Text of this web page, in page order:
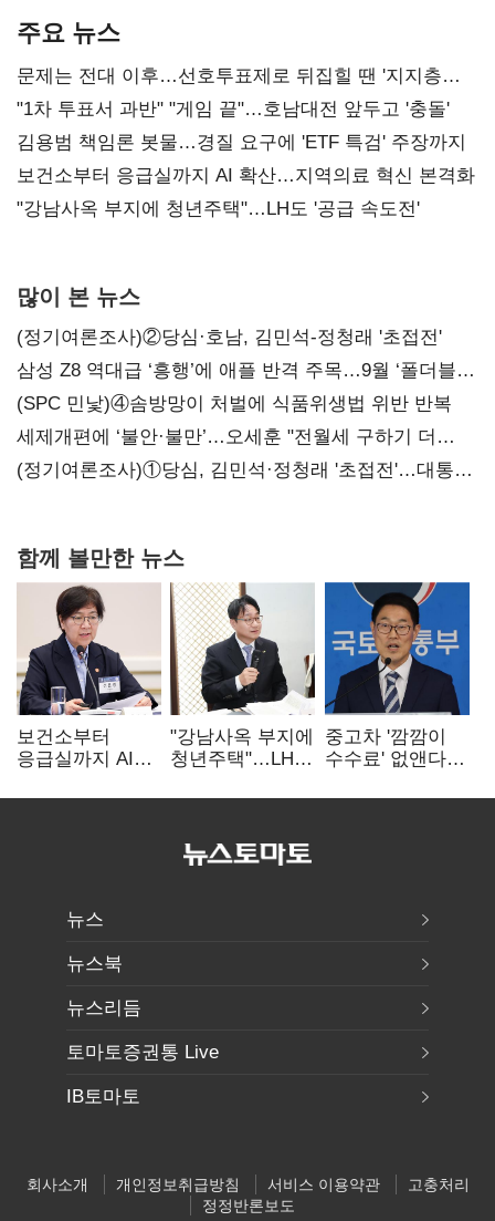
주요 뉴스
문제는 전대 이후…선호투표제로 뒤집힐 땐 '지지층
불복'
"1차 투표서 과반" "게임 끝"…호남대전 앞두고 '충돌'
김용범 책임론 봇물…경질 요구에 'ETF 특검' 주장까지
보건소부터 응급실까지 AI 확산…지역의료 혁신 본격화
"강남사옥 부지에 청년주택"…LH도 '공급 속도전'
많이 본 뉴스
(정기여론조사)②당심·호남, 김민석-정청래 '초접전'
삼성 Z8 역대급 ‘흥행’에 애플 반격 주목…9월 ‘폴더블
대전’
(SPC 민낯)④솜방망이 처벌에 식품위생법 위반 반복
세제개편에 ‘불안·불만’…오세훈 "전월세 구하기 더
힘들어질 것"
(정기여론조사)①당심, 김민석·정청래 '초접전'…대통령
함께 볼만한 뉴스
보건소부터
응급실까지 AI
혁신 본격화
"강남사옥 부지에
청년주택"…LH도
중고차 '깜깜이
수수료' 없앤다…
생기면 환불
뉴스
뉴스북
뉴스리듬
토마토증권통 Live
IB토마토
회사소개 개인정보취급방침 서비스 이용약관
고충처리
정정반론보도